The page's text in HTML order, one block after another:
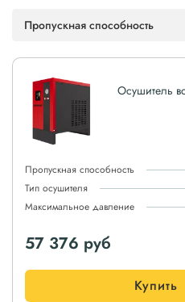
Пропускная способность
Осушитель
Пропускная способность
Тип осушителя
Максимальное давление
57 376 руб
Купить